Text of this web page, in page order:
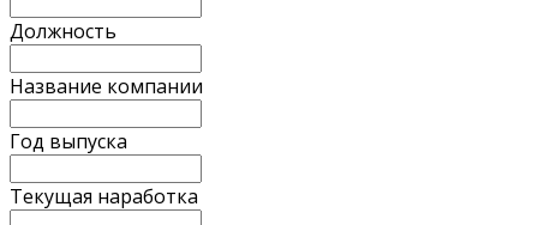
Должность
Название компании
Год выпуска
Текущая наработка